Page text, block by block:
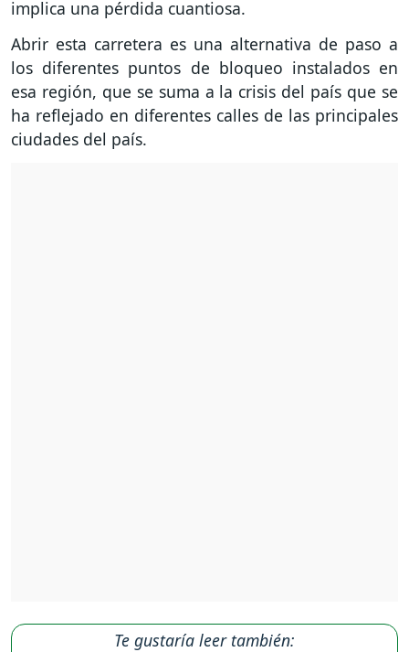
implica una pérdida cuantiosa.
Abrir esta carretera es una alternativa de paso a
los diferentes puntos de bloqueo instalados en
esa región, que se suma a la crisis del país que se
ha reflejado en diferentes calles de las principales
ciudades del país.
Te gustaría leer también: